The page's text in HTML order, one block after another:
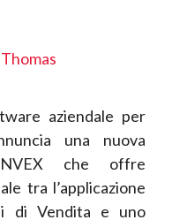
aziendale per
una nuova
che offre
tra l’applicazione
di Vendita e uno